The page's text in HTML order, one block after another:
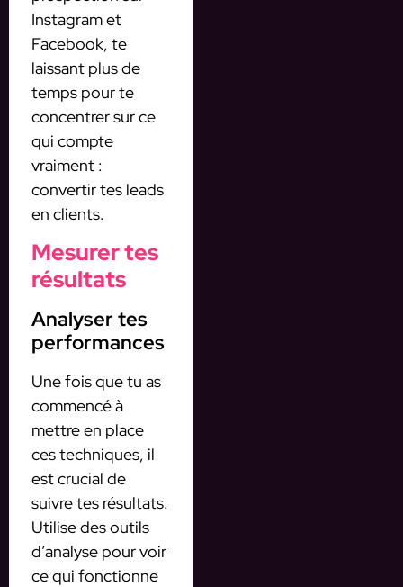
Instagram et
Facebook, te
laissant plus de
temps pour te
concentrer sur ce
qui compte
vraiment :
convertir tes leads
en clients.
Mesurer tes
résultats
Analyser tes
performances
Une fois que tu as
commencé à
mettre en place
ces techniques, il
est crucial de
suivre tes résultats.
Utilise des outils
d’analyse pour voir
ce qui fonctionne